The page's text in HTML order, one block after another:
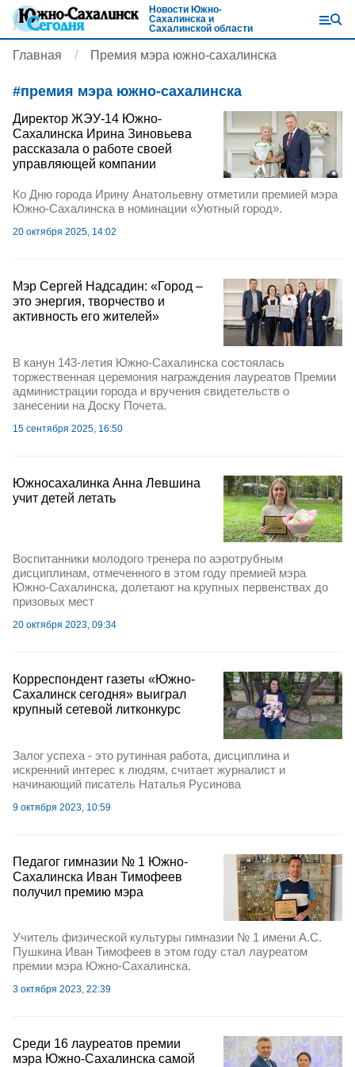
Новости Южно-
Сахалинска и
Сахалинской области
Главная Премия мэра южно-сахалинска
#премия мэра южно-сахалинска
Директор ЖЭУ-14 Южно-
Сахалинска Ирина Зиновьева
рассказала о работе своей
управляющей компании
Ко Дню города Ирину Анатольевну отметили премией мэра
Южно-Сахалинска в номинации «Уютный город».
20 октября 2025, 14:02
Мэр Сергей Надсадин: «Город –
это энергия, творчество и
активность его жителей»
В канун 143-летия Южно-Сахалинска состоялась
торжественная церемония награждения лауреатов Премии
администрации города и вручения свидетельств о
занесении на Доску Почета.
15 сентября 2025, 16:50
Южносахалинка Анна Левшина
учит детей летать
Воспитанники молодого тренера по аэротрубным
дисциплинам, отмеченного в этом году премией мэра
Южно-Сахалинска, долетают на крупных первенствах до
призовых мест
20 октября 2023, 09:34
Корреспондент газеты «Южно-
Сахалинск сегодня» выиграл
крупный сетевой литконкурс
Залог успеха - это рутинная работа, дисциплина и
искренний интерес к людям, считает журналист и
начинающий писатель Наталья Русинова
9 октября 2023, 10:59
Педагог гимназии № 1 Южно-
Сахалинска Иван Тимофеев
получил премию мэра
Учитель физической культуры гимназии № 1 имени А.С.
Пушкина Иван Тимофеев в этом году стал лауреатом
премии мэра Южно-Сахалинска.
3 октября 2023, 22:39
Cреди 16 лауреатов премии
мэра Южно-Сахалинска самой